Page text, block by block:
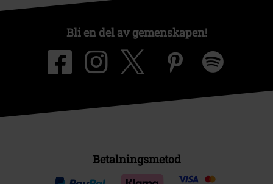
Bli en del av gemenskapen!
Betalningsmetod